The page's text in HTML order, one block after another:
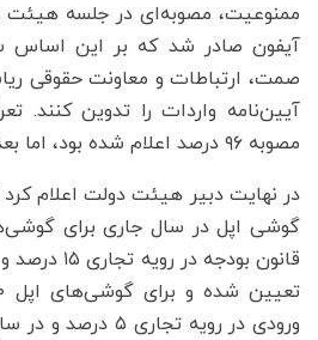
ممنوعیت، مصوبه‌ای در جلسه هیئت
آیفون صادر شد که بر این اساس
صمت، ارتباطات و معاونت حقوقی
آیین‌نامه واردات را تدوین کنند.
مصوبه ۹۶ درصد اعلام شده بود، اما بعدا اصلاح شد.
در نهایت دبیر هیئت دولت اعلام